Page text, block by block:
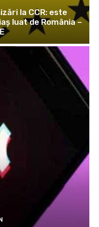
la CCR: este
luat de România –